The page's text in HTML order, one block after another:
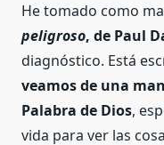
He tomado como
peligroso, de Paul
diagnóstico. Está
veamos de una
Palabra de Dios,
vida para ver las